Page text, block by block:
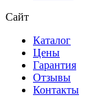
Сайт
Каталог
Цены
Гарантия
Отзывы
Контакты